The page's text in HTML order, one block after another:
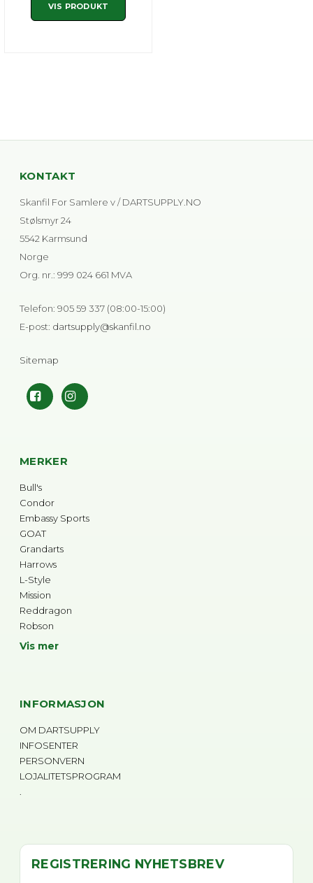
VIS PRODUKT
KONTAKT
Skanfil For Samlere v / DARTSUPPLY.NO
Stølsmyr 24
5542 Karmsund
Norge
Org. nr.: 999 024 661 MVA
Telefon: 905 59 337 (08:00-15:00)
E-post: dartsupply@skanfil.no
Sitemap
MERKER
Bull's
Condor
Embassy Sports
GOAT
Grandarts
Harrows
L-Style
Mission
Reddragon
Robson
Vis mer
INFORMASJON
OM DARTSUPPLY
INFOSENTER
PERSONVERN
LOJALITETSPROGRAM
.
REGISTRERING NYHETSBREV